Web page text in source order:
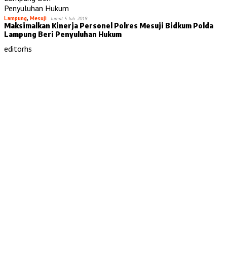
Lampung, Mesuji Jumat 5 Juli 2019
Maksimalkan Kinerja Personel Polres Mesuji Bidkum Polda
Lampung Beri Penyuluhan Hukum
editorhs